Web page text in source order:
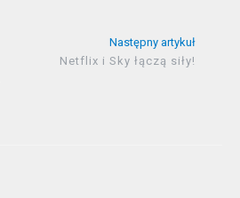
Następny artykuł
Netflix i Sky łączą siły!